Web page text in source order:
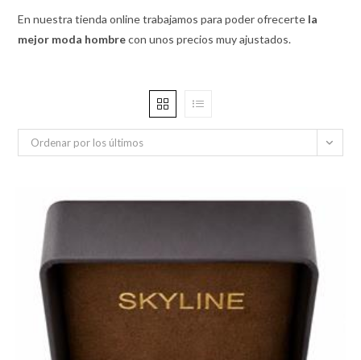
En nuestra tienda online trabajamos para poder ofrecerte la
mejor moda hombrecon unos precios muy ajustados.
Ordenar por los últimos